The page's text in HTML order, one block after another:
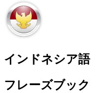
インドネシア語
フレーズブック